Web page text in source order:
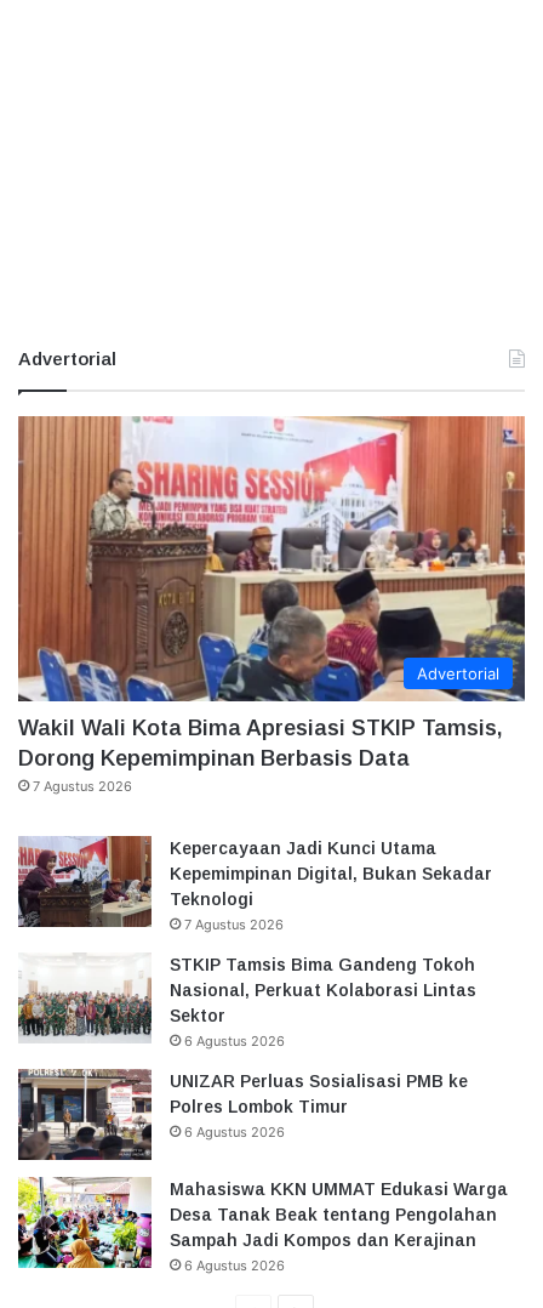
Advertorial
Advertorial
Wakil Wali Kota Bima Apresiasi STKIP Tamsis,
Dorong Kepemimpinan Berbasis Data
7 Agustus 2026
Kepercayaan Jadi Kunci Utama
Kepemimpinan Digital, Bukan Sekadar
Teknologi
7 Agustus 2026
STKIP Tamsis Bima Gandeng Tokoh
Nasional, Perkuat Kolaborasi Lintas
Sektor
6 Agustus 2026
UNIZAR Perluas Sosialisasi PMB ke
Polres Lombok Timur
6 Agustus 2026
Mahasiswa KKN UMMAT Edukasi Warga
Desa Tanak Beak tentang Pengolahan
Sampah Jadi Kompos dan Kerajinan
6 Agustus 2026